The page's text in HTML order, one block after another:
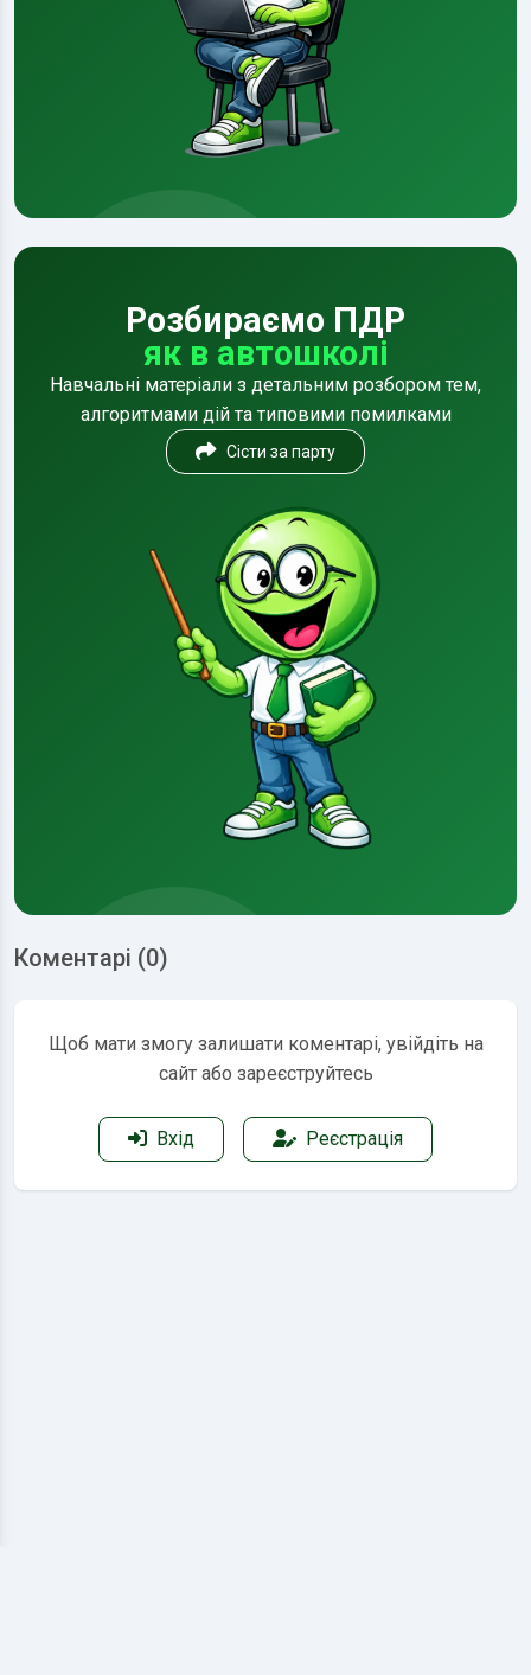
Розбираємо ПДР
як в автошколі
Навчальні матеріали з детальним розбором тем,
алгоритмами дій та типовими помилками
Сісти за парту
Коментарі (0)
Щоб мати змогу залишати коментарі, увійдіть на
сайт або зареєструйтесь
Вхід Реєстрація